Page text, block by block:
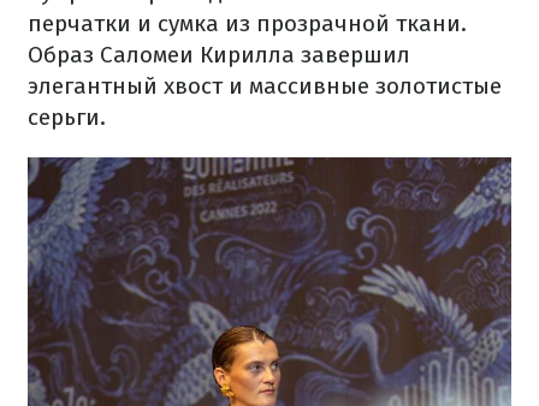
перчатки и сумка из прозрачной ткани.
Образ Саломеи Кирилла завершил
элегантный хвост и массивные золотистые
серьги.